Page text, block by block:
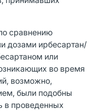
сравнению
дозами ирбесартан/
или
во время
возможно,
были подобны
в проведенных